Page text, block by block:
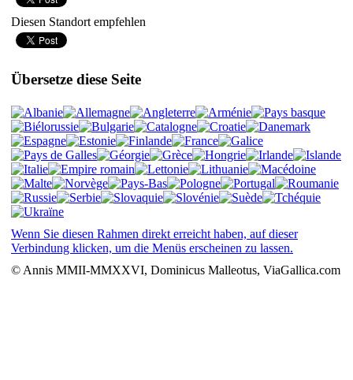
Diesen Standort empfehlen
Übersetze diese Seite
Wenn Sie diesen Rahmen direkt erreicht haben, auf dieser
Verbindung klicken, um die Menüs erscheinen zu lassen.
© Annis MMII-MMXXVI, Dominicus Malleotus, ViaGallica.com